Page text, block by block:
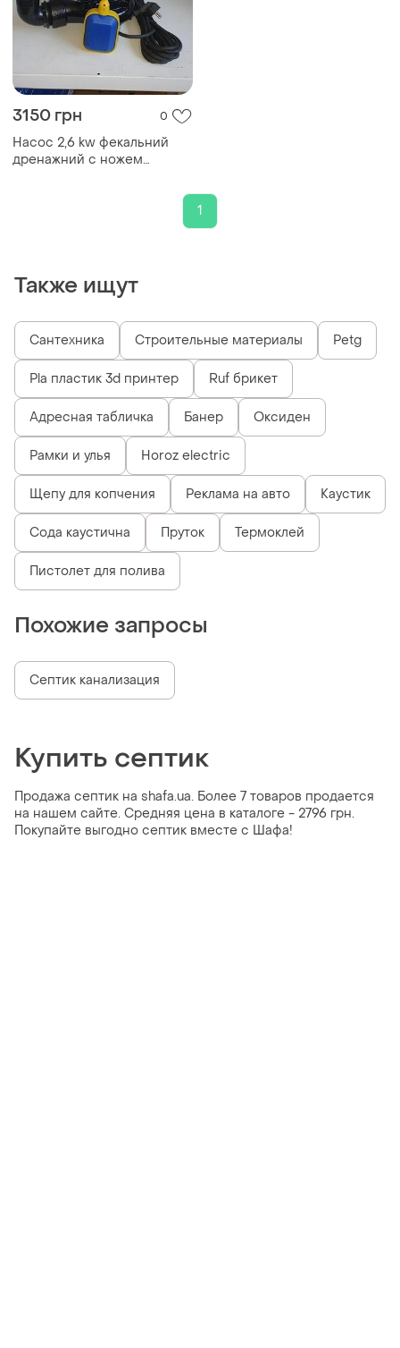
3150 грн 0
Насос 2,6 kw фекальний
дренажний с ножем
1
Также ищут
Сантехника Строительные материалы Petg
Pla пластик 3d принтер Ruf брикет
Адресная табличка Банер Оксиден
Рамки и улья Horoz electric
Щепу для копчения Реклама на авто Каустик
Сода каустична Пруток Термоклей
Пистолет для полива
Похожие запросы
Септик канализация
Купить септик
Продажа септик на shafa.ua. Более 7 товаров продается
на нашем сайте. Средняя цена в каталоге - 2796 грн.
Покупайте выгодно септик вместе с Шафа!